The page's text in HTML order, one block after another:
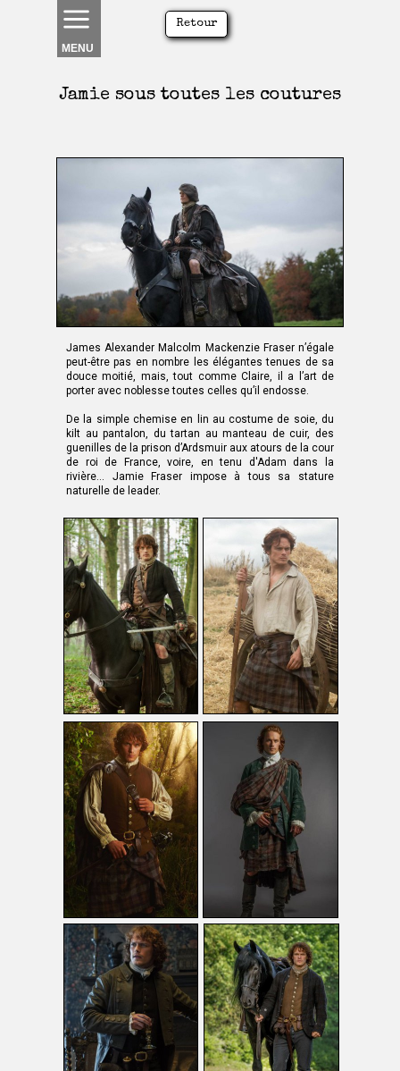
MENU
James Alexander Malcolm Mackenzie Fraser n’égale
peut-être pas en nombre les élégantes tenues de sa
douce moitié, mais, tout comme Claire, il a l’art de
porter avec noblesse toutes celles qu’il endosse.
De la simple chemise en lin au costume de soie, du
kilt au pantalon, du tartan au manteau de cuir, des
guenilles de la prison d’Ardsmuir aux atours de la cour
de roi de France, voire, en tenu d'Adam dans la
rivière… Jamie Fraser impose à tous sa stature
naturelle de leader.
Jamie sous toutes les coutures
Retour